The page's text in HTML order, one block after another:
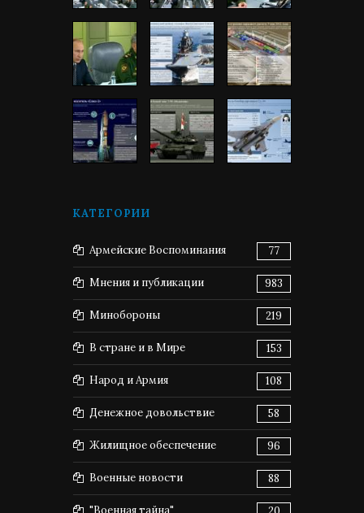
КАТЕГОРИИ
Армейские Воспоминания 77
Мнения и публикации 983
Минобороны 219
В стране и в Мире 153
Народ и Армия 108
Денежное довольствие 58
Жилищное обеспечение 96
Военные новости 88
"Военная тайна"